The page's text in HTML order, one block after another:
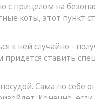
прицелом на
коты, этот пункт
к ней случайно -
придется ставить
Сама по себе